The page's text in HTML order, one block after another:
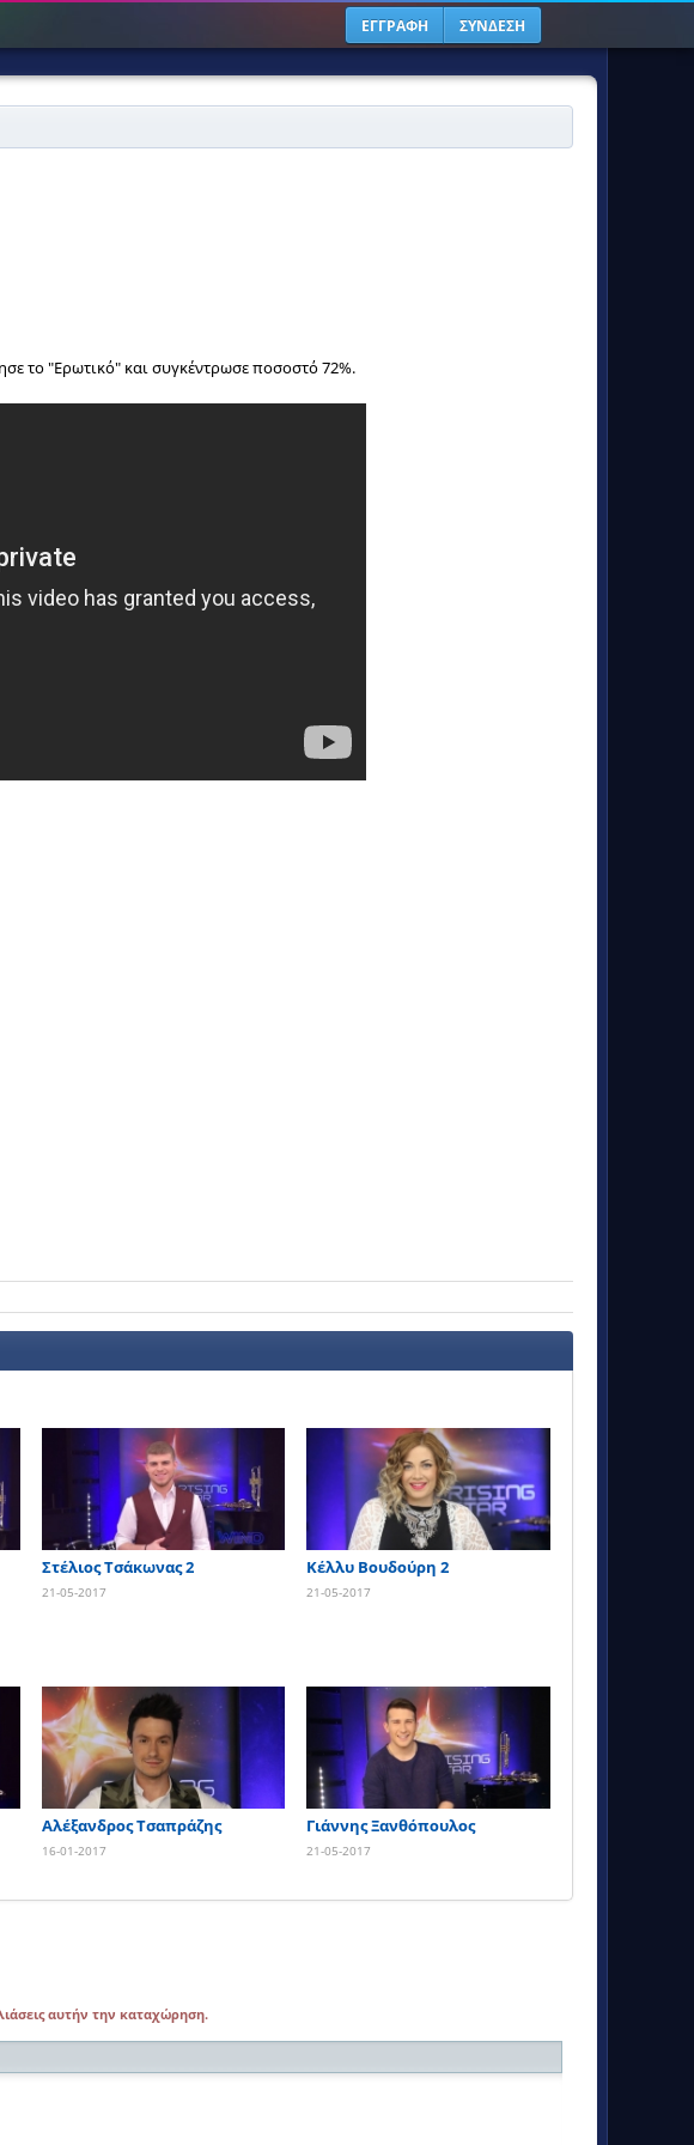
ΕΓΓΡΑΦΗ ΣΥΝΔΕΣΗ
το "Ερωτικό" και συγκέντρωσε ποσοστό 72%.
Στέλιος Τσάκωνας 2
21-05-2017
Κέλλυ Βουδούρη 2
21-05-2017
Αλέξανδρος Τσαπράζης
16-01-2017
Γιάννης Ξανθόπουλος
21-05-2017
αυτήν την καταχώρηση.